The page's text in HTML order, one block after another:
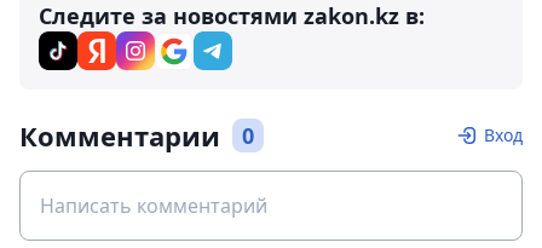
Следите за новостями zakon.kz в:
Комментарии 0 Вход